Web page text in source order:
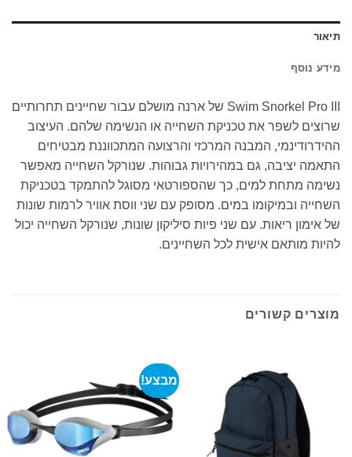
תיאור
מידע נוסף
Swim Snorkel Pro III של ארנה מושלם עבור שחיינים תחרותיים
שרוצים לשפר את טכניקת השחייה או הנשימה שלהם. העיצוב
ההידרודינמי, המבנה המרכזי והרצועה המתכווננת מבטיחים
התאמה יציבה, גם במהירויות גבוהות. שנורקל השחייה מאפשר
נשימה מתחת למים, כך שהספורטאי מסוגל להתמקד בטכניקת
השחייה ובמיקומו במים. מסופק עם שני ווסת אוויר לרמות שונות
של אימון ריאות. עם שני פיות סיליקון שונות, שנורקל השחייה יכול
להיות מותאם אישית לכל השחיינים.
מוצרים קשורים
מבצע!